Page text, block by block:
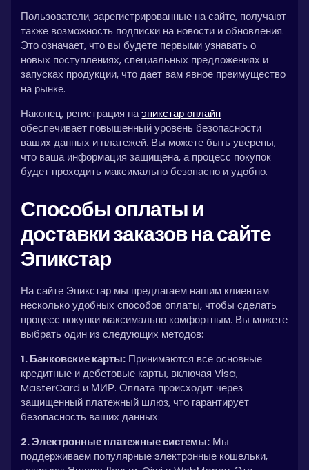
Пользователи, зарегистрированные на сайте, получают
также возможность подписки на новости и обновления.
Это означает, что вы будете первыми узнавать о
новых поступлениях, специальных предложениях и
запусках продукции, что дает вам явное преимущество
на рынке.
Наконец, регистрация наэпикстар онлайн
обеспечивает повышенный уровень безопасности
ваших данных и платежей. Вы можете быть уверены,
что ваша информация защищена, а процесс покупок
будет проходить максимально безопасно и удобно.
Способы оплаты и
доставки заказов на сайте
Эпикстар
На сайте Эпикстар мы предлагаем нашим клиентам
несколько удобных способов оплаты, чтобы сделать
процесс покупки максимально комфортным. Вы можете
выбрать один из следующих методов:
1. Банковские карты: Принимаются все основные
кредитные и дебетовые карты, включая Visa,
MasterCard и МИР. Оплата происходит через
защищенный платежный шлюз, что гарантирует
безопасность ваших данных.
2. Электронные платежные системы: Мы
поддерживаем популярные электронные кошельки,